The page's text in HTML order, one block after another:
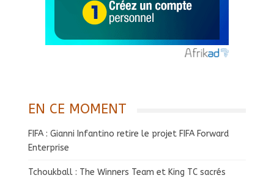
EN CE MOMENT
FIFA : Gianni Infantino retire le projet FIFA Forward
Enterprise
Tchoukball : The Winners Team et King TC sacrés